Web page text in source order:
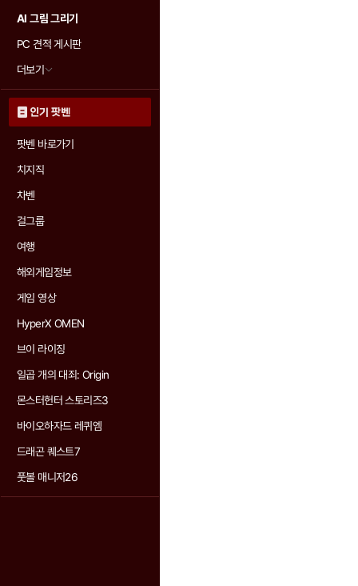
AI 그림 그리기
PC 견적 게시판
더보기
인기 팟벤
팟벤 바로가기
치지직
차벤
걸그룹
여행
해외게임정보
게임 영상
HyperX OMEN
브이 라이징
일곱 개의 대죄: Origin
몬스터헌터 스토리즈3
바이오하자드 레퀴엠
드래곤 퀘스트7
풋볼 매니저26